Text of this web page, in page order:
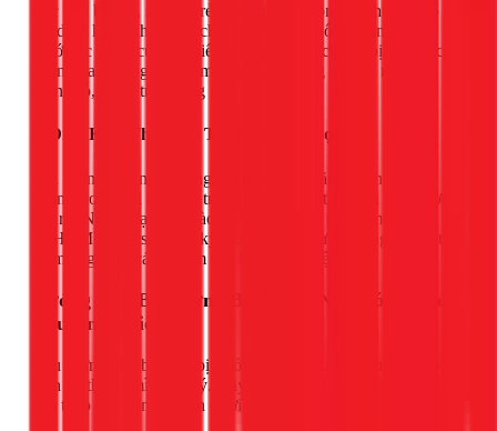
Các loại bột bả, sơn giá rẻ, không rõ nguồn gốc thường có độ
kết dính kém, khả năng chống kiềm và chống thấm thấp.
Dưới tác động của thời tiết, chúng nhanh chóng bị xuống cấp,
phấn hóa, không còn bám chắc vào tường và gây ra hiện
tượng rỗ, bong tróc hàng loạt.
5. Điều Kiện Thời Tiết Thi Công Bất Lợi
Sơn tường vào ngày nắng gắt khiến bề mặt sơn khô quá
nhanh trong khi lớp bên trong vẫn còn ướt, gây ra hiện tượng
nứt rỗ. Ngược lại, sơn vào ngày mưa, trời nồm ẩm tại
TPHCM khiến sơn cực kỳ lâu khô, hơi nước dễ ngưng tụ trên
bề mặt, gây ra các lỗ kim sau khi hoàn thiện.
Hướng Dẫn Bả Tường Bị Rỗ Tại Nhà Với 4 Bước
Chuyên Nghiệp
Nếu tường nhà bạn chỉ bị rỗ ở một vài khu vực nhỏ, bạn hoàn
toàn có thể tự mình xử lý. Hãy chuẩn bị đầy đủ dụng cụ và
làm theo quy trình chuẩn dưới đây.